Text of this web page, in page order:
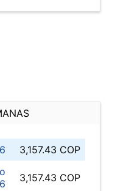
3,157.43 COP
3,157.43 COP